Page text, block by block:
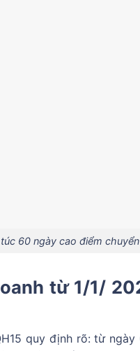
60 ngày cao điểm
từ 1/1/
quy định rõ: từ